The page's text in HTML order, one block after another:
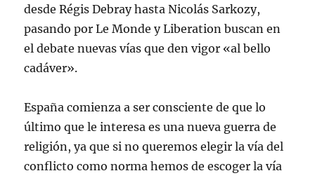
desde Régis Debray hasta Nicolás Sarkozy,
pasando por Le Monde y Liberation buscan en
el debate nuevas vías que den vigor «al bello
cadáver».
España comienza a ser consciente de que lo
último que le interesa es una nueva guerra de
religión, ya que si no queremos elegir la vía del
conflicto como norma hemos de escoger la vía